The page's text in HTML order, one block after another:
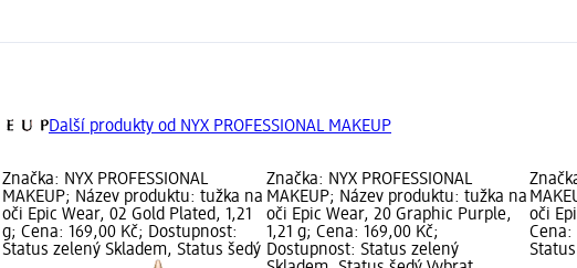
Další produkty od NYX PROFESSIONAL MAKEUP
Značka: NYX PROFESSIONAL
MAKEUP; Název produktu: tužka na
oči Epic Wear, 02 Gold Plated, 1,21
g; Cena: 169,00 Kč; Dostupnost:
Status zelený Skladem, Status šedý
Značka: NYX PROFESSIONAL
MAKEUP; Název produktu: tužka na
oči Epic Wear, 20 Graphic Purple,
1,21 g; Cena: 169,00 Kč;
Dostupnost: Status zelený
oči
Cena: